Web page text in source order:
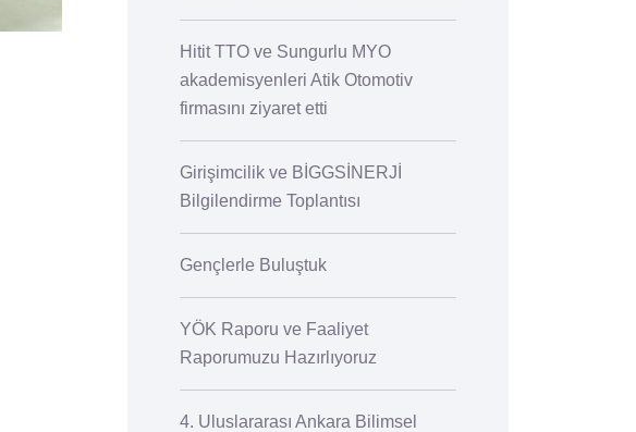
Hitit TTO ve Sungurlu MYO
akademisyenleri Atik Otomotiv
firmasını ziyaret etti
Girişimcilik ve BİGGSİNERJİ
Bilgilendirme Toplantısı
Gençlerle Buluştuk
YÖK Raporu ve Faaliyet
Raporumuzu Hazırlıyoruz
4. Uluslararası Ankara Bilimsel